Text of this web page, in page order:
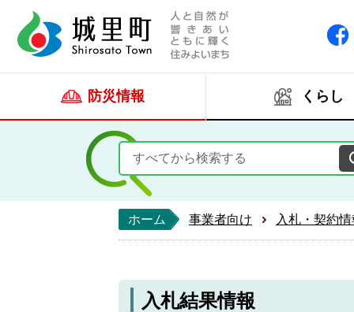
防災情報 くらし
ホーム 事業者向け 入札・契約
入札結果情報